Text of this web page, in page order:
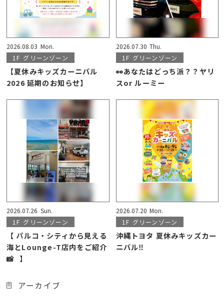
2026.08.03 Mon.
1F グリーンゾーン
【夏休みキッズカーニバル
2026 延期のお知らせ】
2026.07.30 Thu.
1F グリーンゾーン
👀あなたはどっち派？？ヤリ
スor ルーミー
2026.07.26 Sun.
1F グリーンゾーン
【 パルコ・シティから見える
海とLounge-T店内をご紹介
📸⠀】
2026.07.20 Mon.
1F グリーンゾーン
沖縄トヨタ 夏休みキッズカー
ニバル‼️
アーカイブ